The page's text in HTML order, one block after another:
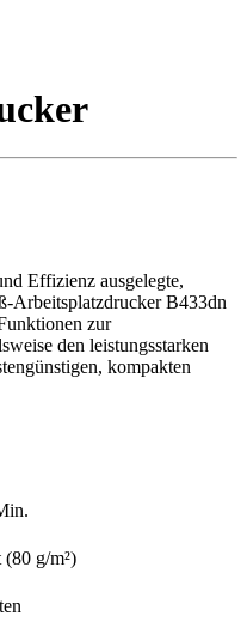
Effizienz ausgelegte,
Arbeitsplatzdrucker B433dn
zur
den leistungsstarken
kompakten
g/m²)